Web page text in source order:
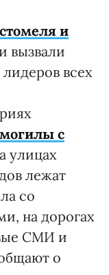
и
вызвали
всех
с
улицах
лежат
со
на дорогах
СМИ и
о